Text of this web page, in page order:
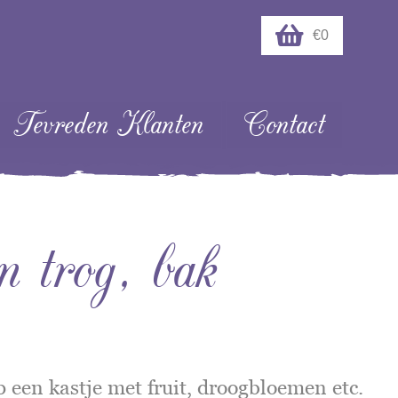
€0
Tevreden Klanten Contact
trog, bak
kastje met fruit, droogbloemen etc.